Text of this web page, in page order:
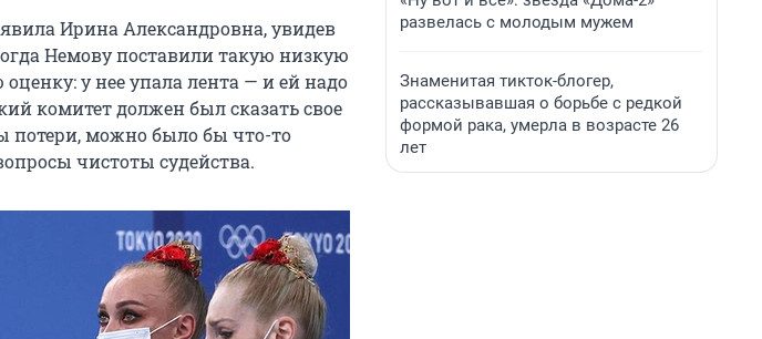
Ирина Александровна, увидев
Немову поставили такую низкую
у нее упала лента — и ей надо
комитет должен был сказать свое
потери, можно было бы что-то
чистоты судейства.
развелась с молодым мужем
Знаменитая тикток-блогер,
рассказывавшая о борьбе с редкой
формой рака, умерла в возрасте 26
лет